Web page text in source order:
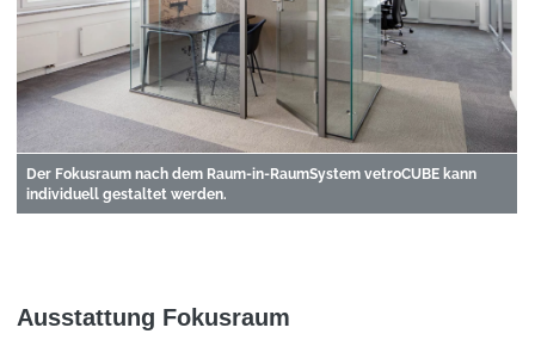
Der Fokusraum nach dem Raum-in-RaumSystem vetroCUBE kann
individuell gestaltet werden.
Ausstattung Fokusraum